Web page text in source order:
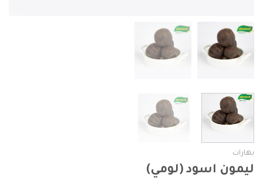
بهارات
ليمون اسود (لومي)